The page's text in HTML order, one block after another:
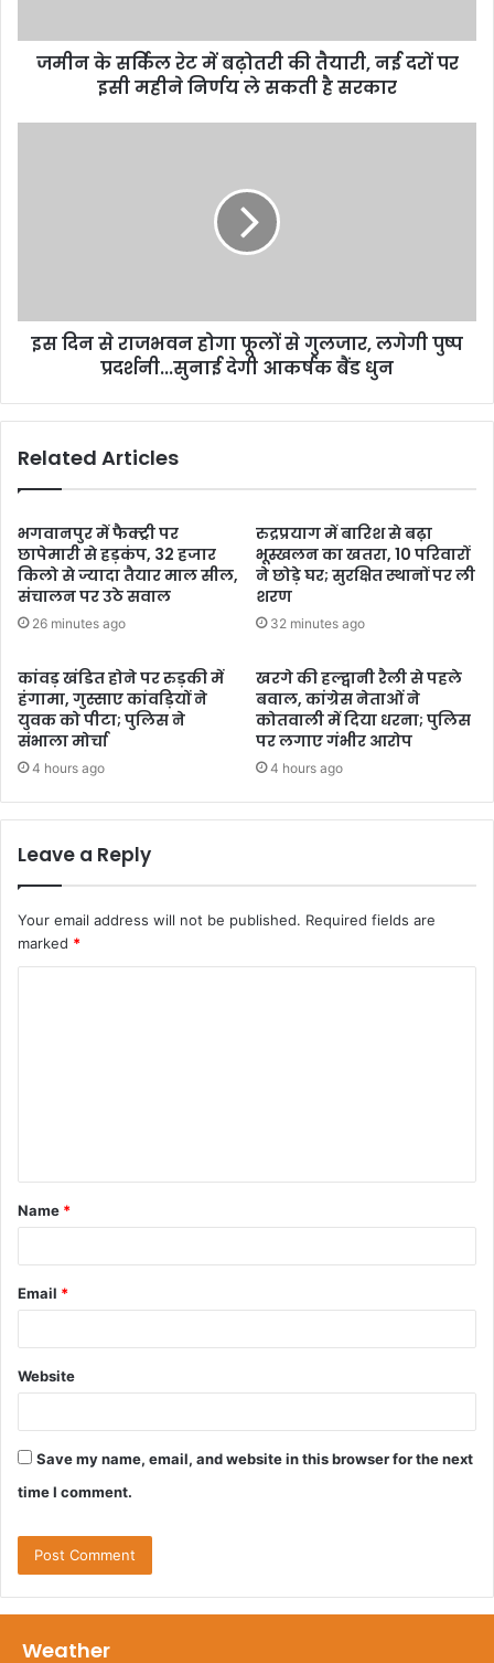
जमीन के सर्किल रेट में बढ़ोतरी की तैयारी, नई दरों पर
इसी महीने निर्णय ले सकती है सरकार
इस दिन से राजभवन होगा फूलों से गुलजार, लगेगी पुष्प
प्रदर्शनी...सुनाई देगी आकर्षक बैंड धुन
Related Articles
भगवानपुर में फैक्ट्री पर
छापेमारी से हड़कंप, 32 हजार
किलो से ज्यादा तैयार माल सील,
संचालन पर उठे सवाल
26 minutes ago
रुद्रप्रयाग में बारिश से बढ़ा
भूस्खलन का खतरा, 10 परिवारों
ने छोड़े घर; सुरक्षित स्थानों पर ली
शरण
32 minutes ago
कांवड़ खंडित होने पर रुड़की में
हंगामा, गुस्साए कांवड़ियों ने
युवक को पीटा; पुलिस ने
संभाला मोर्चा
4 hours ago
खरगे की हल्द्वानी रैली से पहले
बवाल, कांग्रेस नेताओं ने
कोतवाली में दिया धरना; पुलिस
पर लगाए गंभीर आरोप
4 hours ago
Leave a Reply
Your email address will not be published. Required fields are
marked *
t
*
Name *
Email *
Website
Save my name, email, and website in this browser for the next
time I comment.
Weather